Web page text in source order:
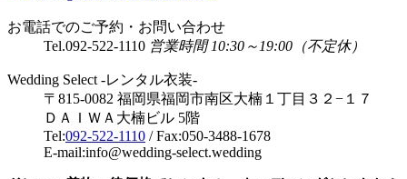
お電話でのご予約・お問い合わせ
Tel.092-522-1110 営業時間 10:30～19:00（不定休）
Wedding Select -レンタル衣装-
〒815-0082 福岡県福岡市南区大楠１丁目３２−１７
ＤＡＩＷＡ大楠ビル 5階
Tel:092-522-1110 / Fax:050-3488-1678
E-mail:info@wedding-select.wedding